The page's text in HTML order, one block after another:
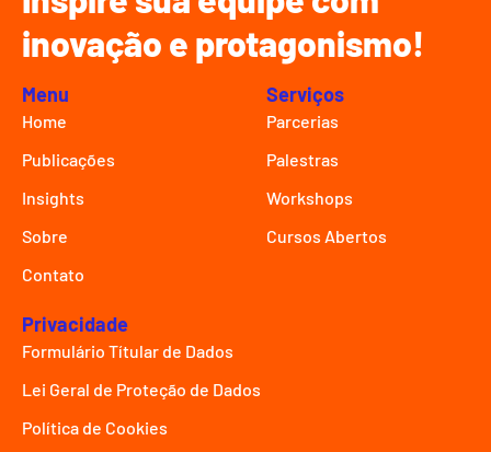
inovação e protagonismo!
Menu
Home
Publicações
Insights
Sobre
Contato
Serviços
Parcerias
Palestras
Workshops
Cursos Abertos
Privacidade
Formulário Títular de Dados
Lei Geral de Proteção de Dados
Política de Cookies